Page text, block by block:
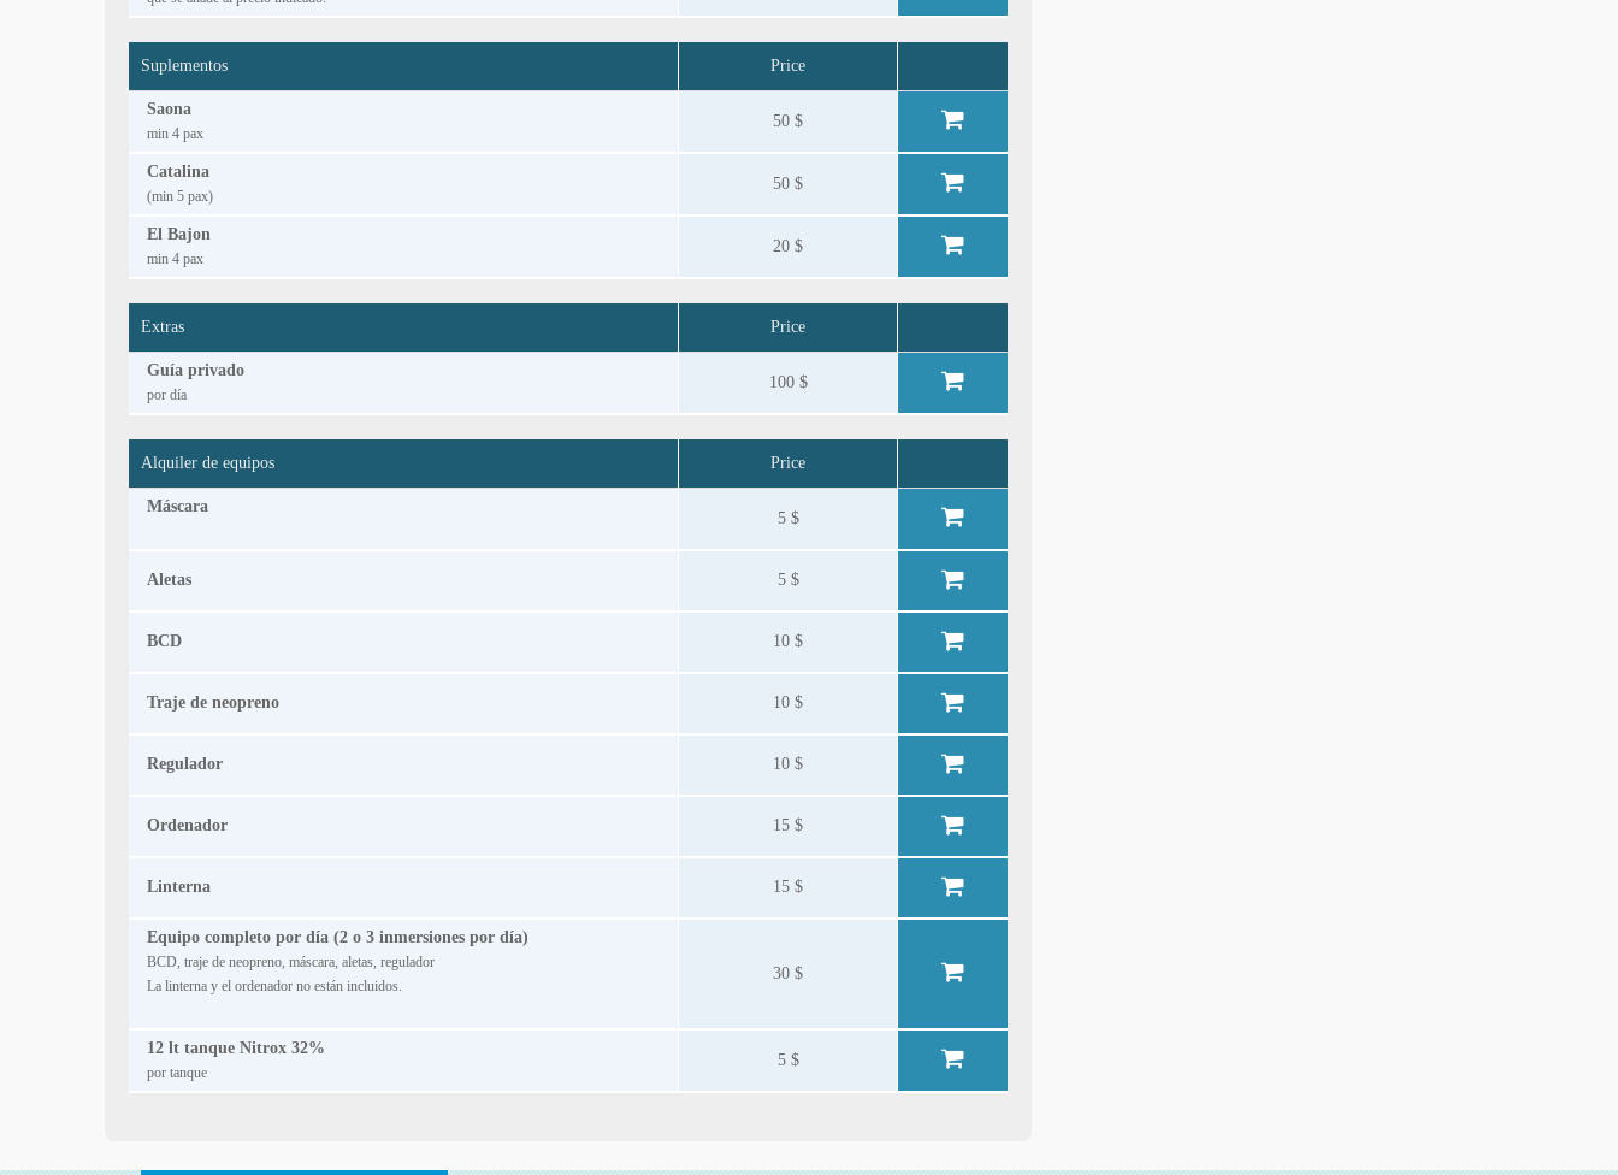
Suplementos Price
Saona
min 4 pax
50 $
Catalina
(min 5 pax)
50 $
El Bajon
min 4 pax
20 $
Extras Price
Guía privado
por día
100 $
Alquiler de equipos Price
Máscara
5 $
Aletas 5 $
BCD 10 $
Traje de neopreno 10 $
Regulador 10 $
Ordenador 15 $
Linterna 15 $
Equipo completo por día (2 o 3 inmersiones por día)
BCD, traje de neopreno, máscara, aletas, regulador
La linterna y el ordenador no están incluidos.
30 $
12 lt tanque Nitrox 32%
por tanque
5 $